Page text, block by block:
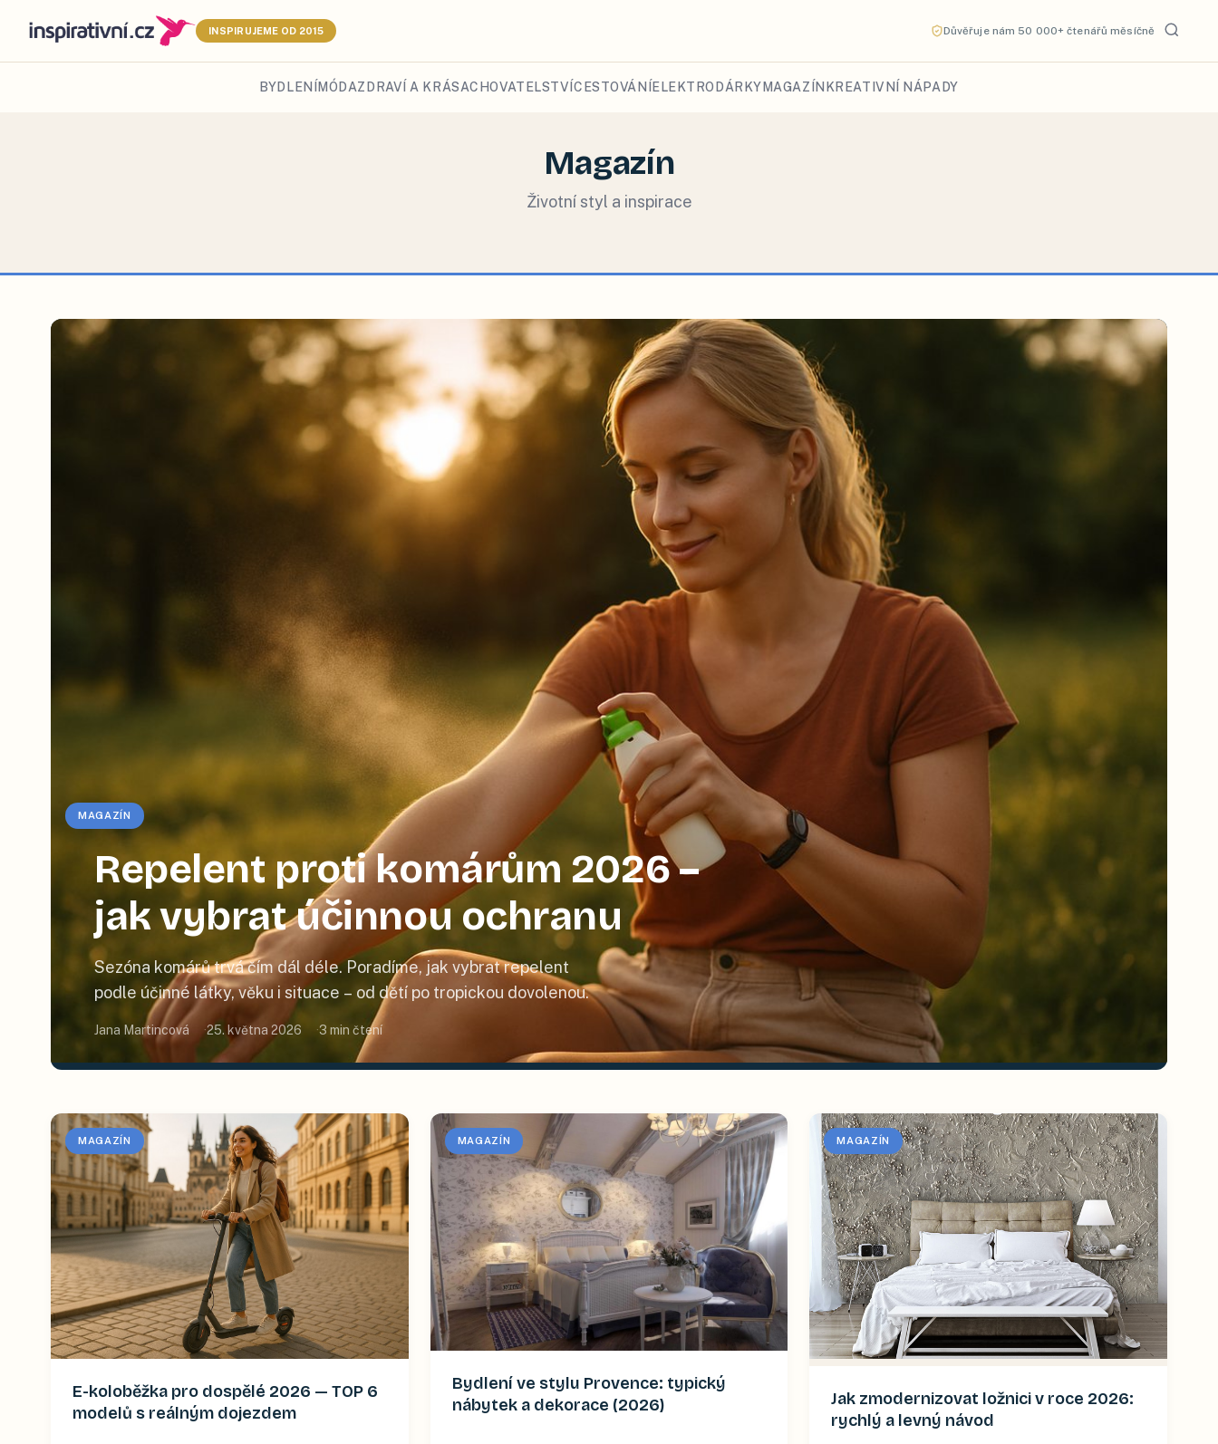
INSPIRUJEME OD 2015 Důvěřuje nám 50 000+ čtenářů měsíčně
BYDLENÍ MÓDAZDRAVÍ A KRÁSACHOVATELSTVÍCESTOVÁNÍ ELEKTRO DÁRKY MAGAZÍN KREATIVNÍ NÁPADY
Magazín
Životní styl a inspirace
MAGAZÍN
Repelent proti komárům 2026 –
jak vybrat účinnou ochranu
Sezóna komárů trvá čím dál déle. Poradíme, jak vybrat repelent
podle účinné látky, věku i situace – od dětí po tropickou dovolenou.
Jana Martincová 25. května 2026 3 min čtení
MAGAZÍN
E-koloběžka pro dospělé 2026 — TOP 6
modelů s reálným dojezdem
MAGAZÍN
Bydlení ve stylu Provence: typický
nábytek a dekorace (2026)
MAGAZÍN
Jak zmodernizovat ložnici v roce 2026:
rychlý a levný návod